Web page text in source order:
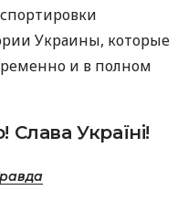
Украины, которые
и в полном
Україні!